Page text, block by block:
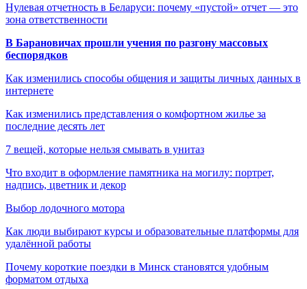
Нулевая отчетность в Беларуси: почему «пустой» отчет — это
зона ответственности
В Барановичах прошли учения по разгону массовых
беспорядков
Как изменились способы общения и защиты личных данных в
интернете
Как изменились представления о комфортном жилье за
последние десять лет
7 вещей, которые нельзя смывать в унитаз
Что входит в оформление памятника на могилу: портрет,
надпись, цветник и декор
Выбор лодочного мотора
Как люди выбирают курсы и образовательные платформы для
удалённой работы
Почему короткие поездки в Минск становятся удобным
форматом отдыха